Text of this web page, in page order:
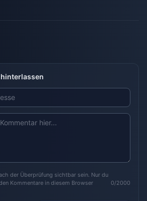
der Überprüfung sichtbar sein. Nur du
Kommentare in diesem Browser
0/2000